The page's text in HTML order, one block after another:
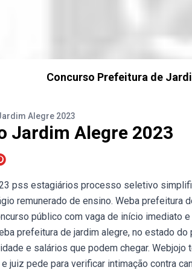
Concurso Prefeitura de
Alegre 2023
Jardim Alegre 2023
pss estagiários processo seletivo
remunerado de ensino. Weba prefeitura
público com vaga de início imediato
prefeitura de jardim alegre, no estado
e salários que podem chegar.
juiz pede para verificar intimação contra